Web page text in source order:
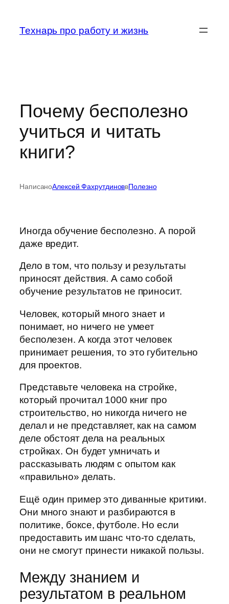
содержимому
Технарь про работу и жизнь
Почему бесполезно
учиться и читать
книги?
НаписаноАлексей ФахрутдиноввПолезно
Иногда обучение бесполезно. А порой
даже вредит.
Дело в том, что пользу и результаты
приносят действия. А само собой
обучение результатов не приносит.
Человек, который много знает и
понимает, но ничего не умеет
бесполезен. А когда этот человек
принимает решения, то это губительно
для проектов.
Представьте человека на стройке,
который прочитал 1000 книг про
строительство, но никогда ничего не
делал и не представляет, как на самом
деле обстоят дела на реальных
стройках. Он будет умничать и
рассказывать людям с опытом как
«правильно» делать.
Ещё один пример это диванные критики.
Они много знают и разбираются в
политике, боксе, футболе. Но если
предоставить им шанс что-то сделать,
они не смогут принести никакой пользы.
Между знанием и
результатом в реальном